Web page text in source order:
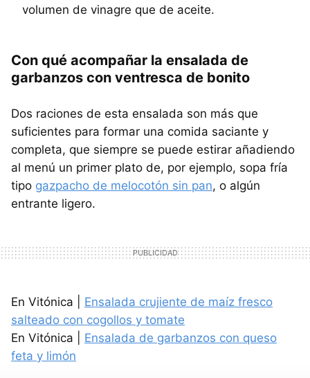
volumen de vinagre que de aceite.
Con qué acompañar la ensalada de
garbanzos con ventresca de bonito
Dos raciones de esta ensalada son más que
suficientes para formar una comida saciante y
completa, que siempre se puede estirar añadiendo
al menú un primer plato de, por ejemplo, sopa fría
tipo gazpacho de melocotón sin pan, o algún
entrante ligero.
En Vitónica | Ensalada crujiente de maíz fresco
salteado con cogollos y tomate
En Vitónica | Ensalada de garbanzos con queso
feta y limón